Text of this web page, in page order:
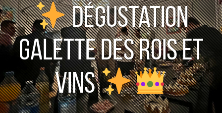
Dégustation
galette des rois et
vins